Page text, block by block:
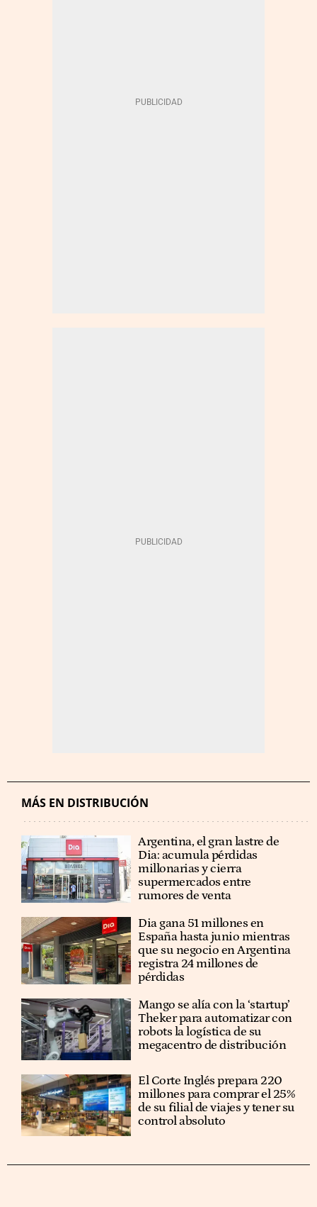
MÁS EN DISTRIBUCIÓN
Argentina, el gran lastre de
Dia: acumula pérdidas
millonarias y cierra
supermercados entre
rumores de venta
Dia gana 51 millones en
España hasta junio mientras
que su negocio en Argentina
registra 24 millones de
pérdidas
Mango se alía con la ‘startup’
Theker para automatizar con
robots la logística de su
megacentro de distribución
El Corte Inglés prepara 220
millones para comprar el 25%
de su filial de viajes y tener su
control absoluto